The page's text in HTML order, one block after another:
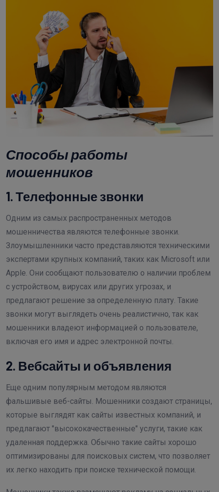
Способы работы
мошенников
1. Телефонные звонки
Одним из самых распространенных методов
мошенничества являются телефонные звонки.
Злоумышленники часто представляются техническими
экспертами крупных компаний, таких как Microsoft или
Apple. Они сообщают пользователю о наличии проблем
с устройством, вирусах или других угрозах, и
предлагают решение за определенную плату. Такие
звонки могут выглядеть очень реалистично, так как
мошенники владеют информацией о пользователе,
включая его имя и адрес электронной почты.
2. Вебсайты и объявления
Еще одним популярным методом являются
фальшивые веб-сайты. Мошенники создают страницы,
которые выглядят как сайты известных компаний, и
предлагают "высококачественные" услуги, такие как
удаленная поддержка. Обычно такие сайты хорошо
оптимизированы для поисковых систем, что позволяет
их легко находить при поиске технической помощи.